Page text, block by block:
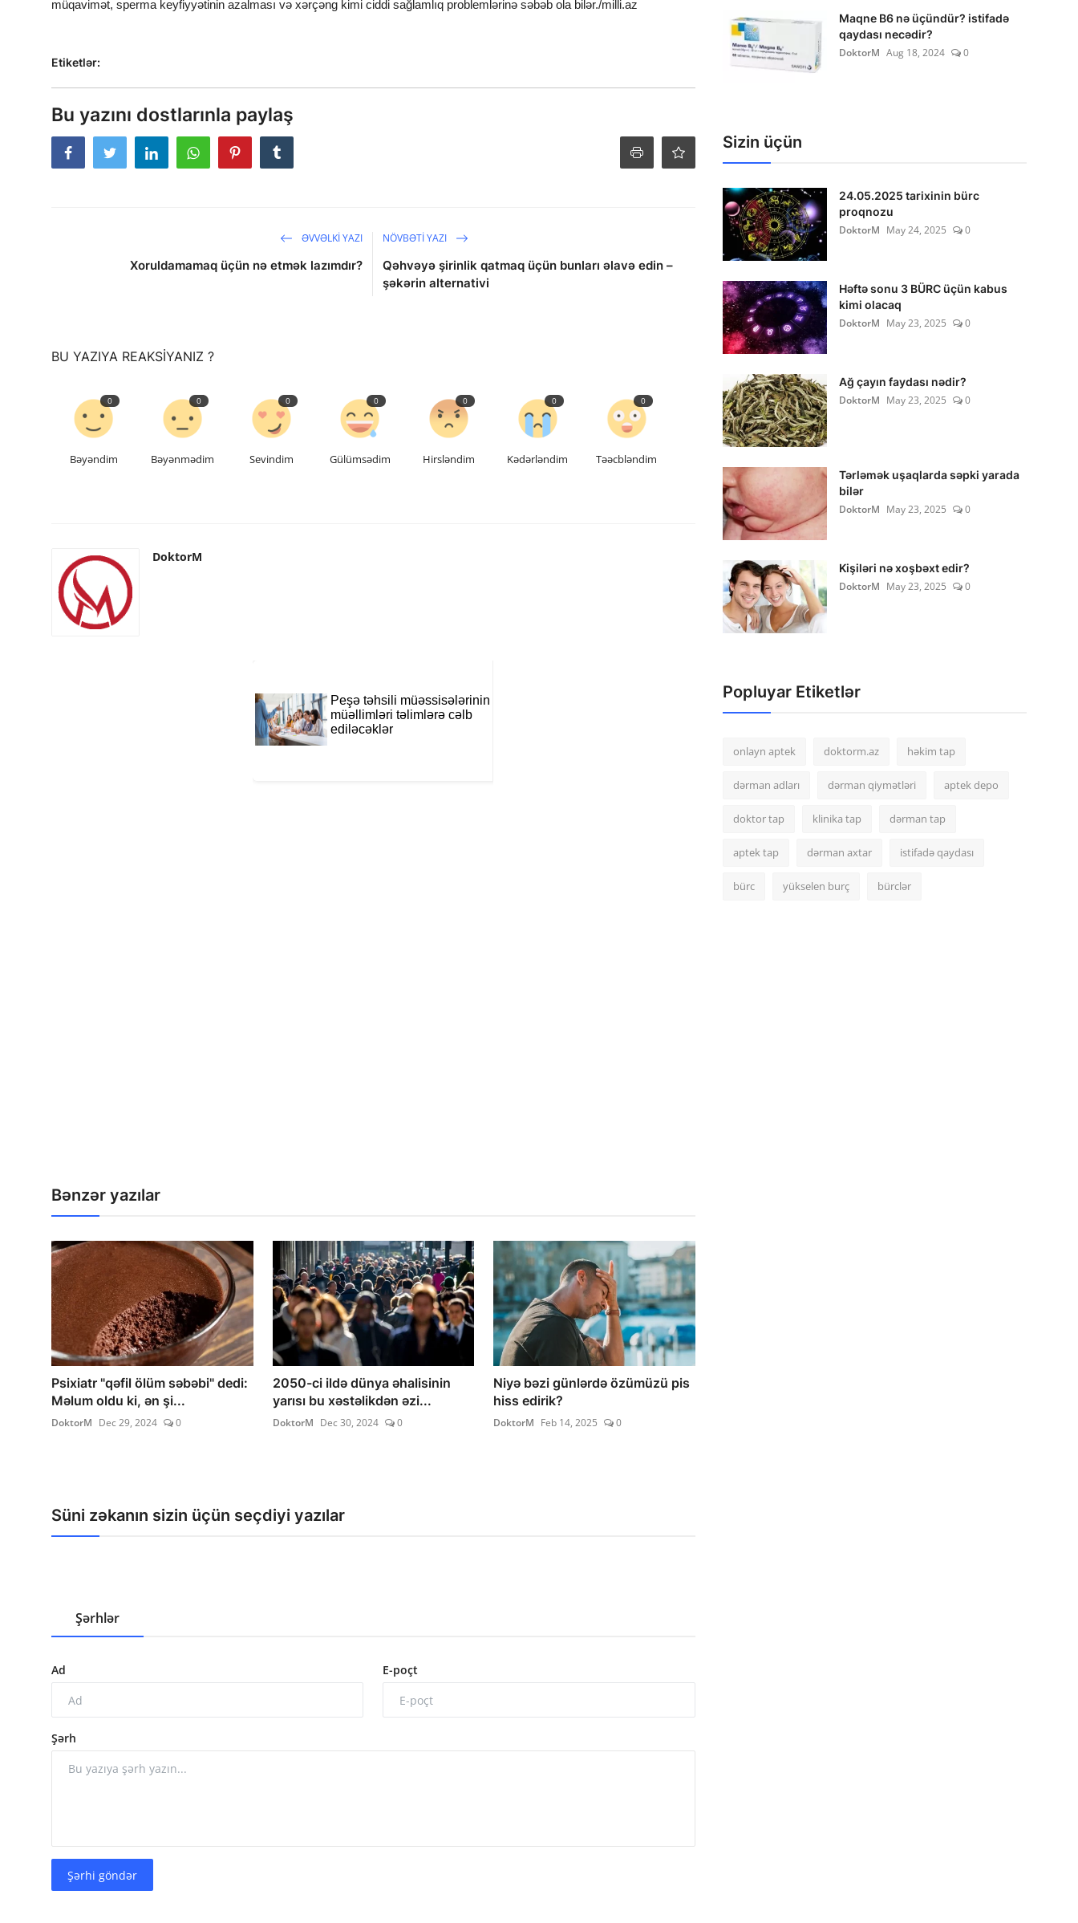
müqavimət, sperma keyfiyyətinin azalması və xərçəng kimi ciddi sağlamlıq problemlərinə səbəb ola bilər./milli.az
Etiketlər:
Bu yazını dostlarınla paylaş
ƏVVƏLKI YAZI
Xoruldamamaq üçün nə etmək lazımdır?
NÖVBƏTI YAZI
Qəhvəyə şirinlik qatmaq üçün bunları əlavə edin –
şəkərin alternativi
BU YAZIYA REAKSIYANIZ ?
0
Bəyəndim
0
Bəyənmədim
0
Sevindim
0
Gülümsədim
0
Hirsləndim
0
Kədərləndim
0
Təəcbləndim
DoktorM
Bənzər yazılar
Psixiatr "qəfil ölüm səbəbi" dedi:
Məlum oldu ki, ən şi...
DoktorM Dec 29, 2024 0
2050-ci ildə dünya əhalisinin
yarısı bu xəstəlikdən əzi...
DoktorM Dec 30, 2024 0
Niyə bəzi günlərdə özümüzü pis
hiss edirik?
DoktorM Feb 14, 2025 0
Süni zəkanın sizin üçün seçdiyi yazılar
Şərhlər
Ad E-poçt
Şərh
Şərhi göndər
Maqne B6 nə üçündür? istifadə
qaydası necədir?
DoktorM Aug 18, 2024 0
Sizin üçün
24.05.2025 tarixinin bürc
proqnozu
DoktorM May 24, 2025 0
Həftə sonu 3 BÜRC üçün kabus
kimi olacaq
DoktorM May 23, 2025 0
Ağ çayın faydası nədir?
DoktorM May 23, 2025 0
Tərləmək uşaqlarda səpki yarada
bilər
DoktorM May 23, 2025 0
Kişiləri nə xoşbəxt edir?
DoktorM May 23, 2025 0
Popluyar Etiketlər
onlayn aptek doktorm.az həkim tap
dərman adları dərman qiymətləri aptek depo
doktor tap klinika tap dərman tap
aptek tap dərman axtar istifadə qaydası
bürc yükselen burç bürclər